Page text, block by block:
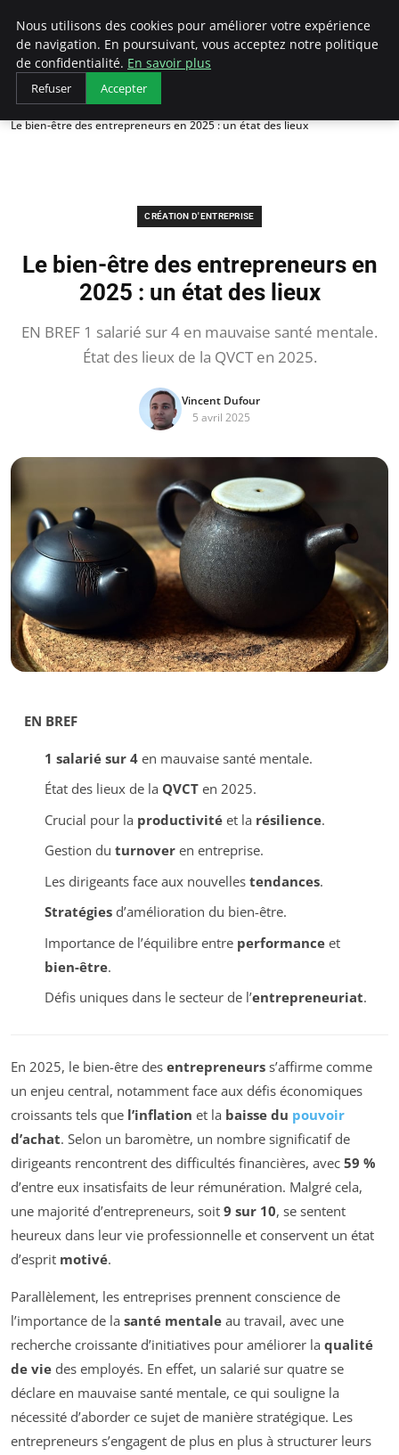
LECFCM
Accueil
Création d'entreprise
Le bien-être des entrepreneurs en 2025 : un état des lieux
CRÉATION D'ENTREPRISE
Le bien-être des entrepreneurs en
2025 : un état des lieux
EN BREF 1 salarié sur 4 en mauvaise santé mentale.
État des lieux de la QVCT en 2025.
Vincent Dufour
5 avril 2025
EN BREF
1 salarié sur 4en mauvaise santé mentale.
État des lieux de la QVCTen 2025.
Crucial pour la productivitéet la résilience.
Gestion du turnoveren entreprise.
Les dirigeants face aux nouvelles tendances.
Stratégiesd’amélioration du bien-être.
Importance de l’équilibre entre performanceet
bien-être.
Défis uniques dans le secteur de l’entrepreneuriat.
En 2025, le bien-être des entrepreneurs s’affirme comme
un enjeu central, notamment face aux défis économiques
croissants tels que l’inflation et la baisse du pouvoir
d’achat. Selon un baromètre, un nombre significatif de
dirigeants rencontrent des difficultés financières, avec 59 %
d’entre eux insatisfaits de leur rémunération. Malgré cela,
une majorité d’entrepreneurs, soit 9 sur 10, se sentent
heureux dans leur vie professionnelle et conservent un état
d’esprit motivé.
Parallèlement, les entreprises prennent conscience de
l’importance de la santé mentale au travail, avec une
recherche croissante d’initiatives pour améliorer la qualité
de vie des employés. En effet, un salarié sur quatre se
déclare en mauvaise santé mentale, ce qui souligne la
nécessité d’aborder ce sujet de manière stratégique. Les
entrepreneurs s’engagent de plus en plus à structurer leurs
Nous utilisons des cookies pour améliorer votre expérience
de navigation. En poursuivant, vous acceptez notre politique
de confidentialité. En savoir plus
Refuser Accepter